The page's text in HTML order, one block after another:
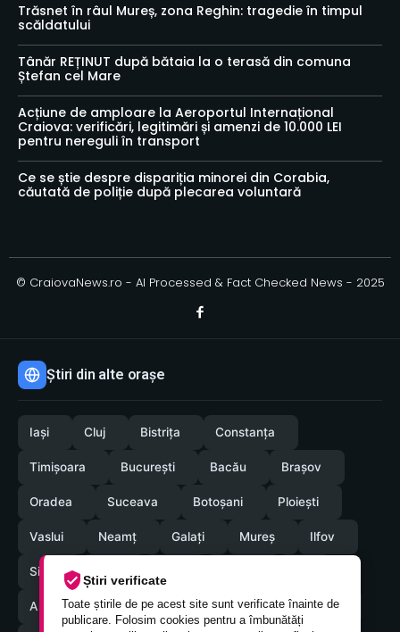
Știri verificate
Toate știrile de pe acest site sunt verificate înainte de
publicare. Folosim cookies pentru a îmbunătăți
Trăsnet în râul Mureș, zona Reghin: tragedie în timpul
scăldatului
Tânăr REȚINUT după bătaia la o terasă din comuna
Ștefan cel Mare
Acțiune de amploare la Aeroportul Internațional
Craiova: verificări, legitimări și amenzi de 10.000 LEI
pentru nereguli în transport
Ce se știe despre dispariția minorei din Corabia,
căutată de poliție după plecarea voluntară
© CraiovaNews.ro - AI Processed & Fact Checked News - 2025
Știri din alte orașe
Iași Cluj Bistrița Constanța
Timișoara București Bacău Brașov
Oradea Suceava Botoșani Ploiești
Vaslui Neamț Galați Mureș Ilfov
Sibiu
Arges Maramures Vrancea Satumare